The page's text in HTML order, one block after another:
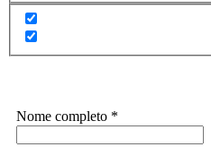
Nome completo *